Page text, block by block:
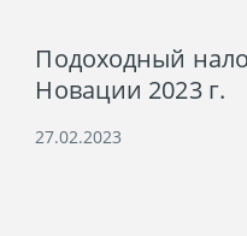
Подоходный
Новации 2023 г.
27.02.2023